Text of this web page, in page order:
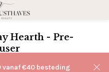
vanaf €40 besteding
Hearth - Pre-